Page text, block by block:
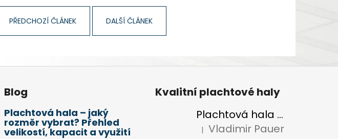
PŘEDCHOZÍ ČLÁNEK DALŠÍ ČLÁNEK
Blog
Plachtová hala – jaký
rozměr vybrat? Přehled
velikostí, kapacit a využití
Kvalitní plachtové haly
Plachtová hala 20x4m - pronájem
Hodnocení produktu je 5 z 5 hvězdiček.
| Vladimir Pauer